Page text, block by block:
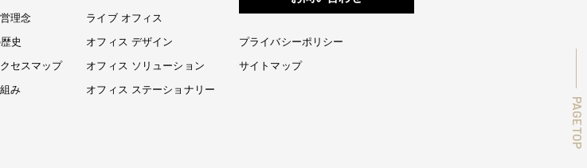
理念
史
セスマップ
み
ライブ オフィス
オフィス デザイン
オフィス ソリューション
オフィス ステーショナリー
プライバシーポリシー
サイトマップ
PAGETOP